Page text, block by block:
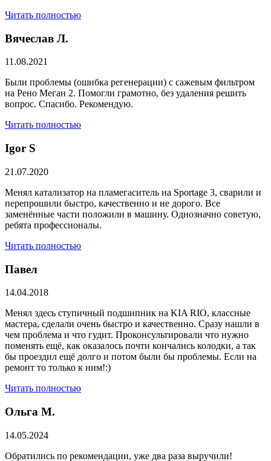
Читать полностью
Вячеслав Л.
11.08.2021
Были проблемы (ошибка регенерации) с сажевым фильтром
на Рено Меган 2. Помогли грамотно, без удаления решить
вопрос. Спасибо. Рекомендую.
Читать полностью
​Igor S
21.07.2020
Менял катализатор на пламегаситель на Sportage 3, сварили и
перепрошили быстро, качественно и не дорого. Все
заменённые части положили в машину. Однозначно советую,
ребята профессионалы.
Читать полностью
Павел
14.04.2018
Менял здесь ступичный подшипник на KIA RIO, классные
мастера, сделали очень быстро и качественно. Сразу нашли в
чем проблема и что гудит. Проконсультировали что нужно
поменять ещё, как оказалось почти кончались колодки, а так
бы проездил ещё долго и потом были бы проблемы. Если на
ремонт то только к ним!:)
Читать полностью
Ольга М.
14.05.2024
Обратились по рекомендации, уже два раза выручили!